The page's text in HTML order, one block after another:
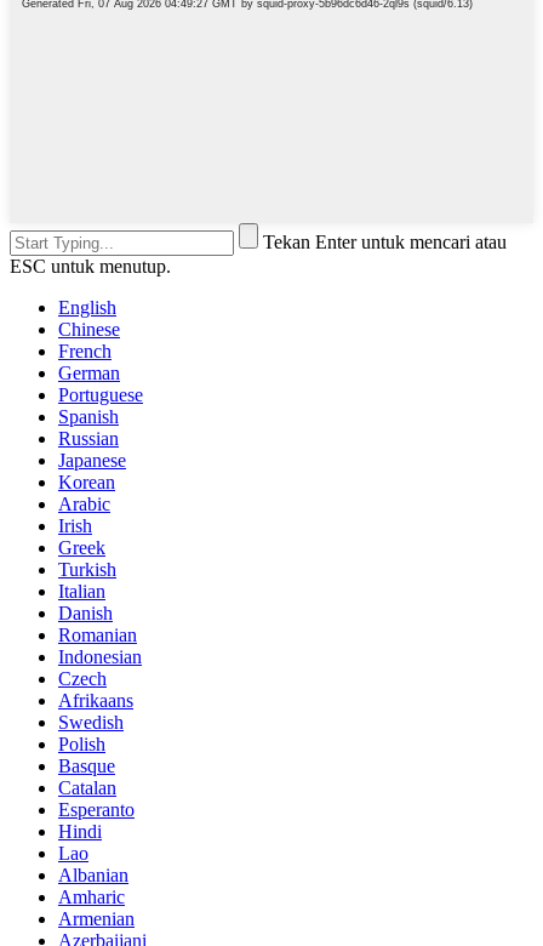
Tekan Enter untuk mencari atau
ESC untuk menutup.
English
Chinese
French
German
Portuguese
Spanish
Russian
Japanese
Korean
Arabic
Irish
Greek
Turkish
Italian
Danish
Romanian
Indonesian
Czech
Afrikaans
Swedish
Polish
Basque
Catalan
Esperanto
Hindi
Lao
Albanian
Amharic
Armenian
Azerbaijani